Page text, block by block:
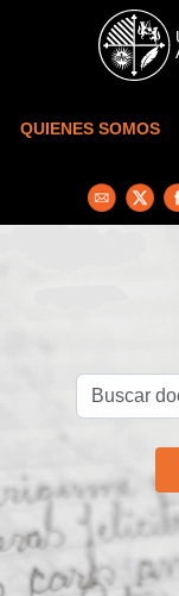
Skip to main content
QUIENES SOMOS